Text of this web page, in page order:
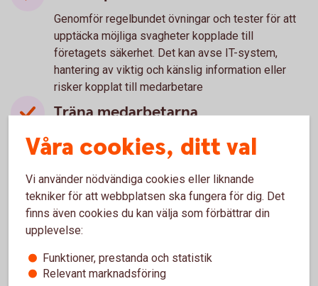
Genomför regelbundet övningar och tester för att
upptäcka möjliga svagheter kopplade till
företagets säkerhet. Det kan avse IT-system,
hantering av viktig och känslig information eller
risker kopplat till medarbetare
Träna medarbetarna
Utbilda dina medarbetare regelbundet i era
kontrollprocesser. Både för att alla ska veta hur de
ska agera i vissa situationer, och risker de bör vara
extra uppmärksamma på. Särskilt om de innehar
känsliga positioner med större befogenhet. Till
exempel Ekonomi- eller IT-personal.
Om det ändå händer - spara
underlag
Våra cookies, ditt val
Vi använder nödvändiga cookies eller liknande
tekniker för att webbplatsen ska fungera för dig. Det
finns även cookies du kan välja som förbättrar din
upplevelse:
Funktioner, prestanda och statistik
Relevant marknadsföring